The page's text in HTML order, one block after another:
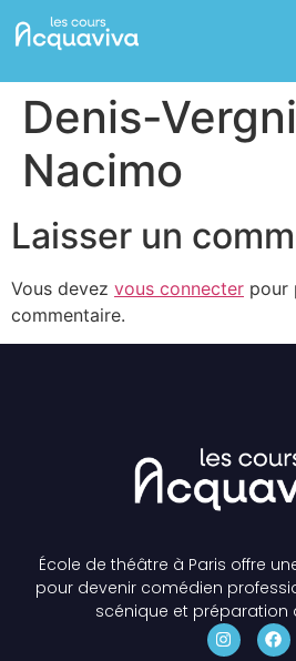
Denis-
Nacimo
Laisser un
Vous devez vous connecter pour
commentaire.
École de théâtre à Paris offre
pour devenir comédien
scénique et préparation